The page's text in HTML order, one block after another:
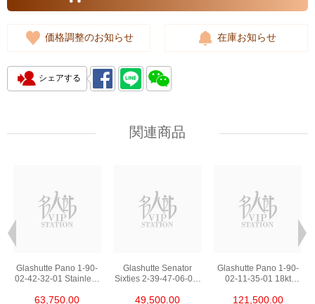
価格調整のお知らせ 在庫お知らせ
シェアする
関連商品
Glashutte Pano 1-90-
02-42-32-01 Stainless
63,750.00
Glashutte Senator
Sixties 2-39-47-06-02-
49,500.00
Glashutte Pano 1-90-
02-11-35-01 18kt
121,500.00